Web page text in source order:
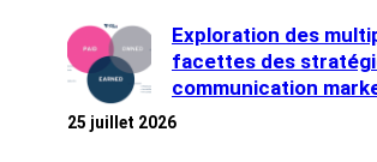
Exploration des
facettes des
communication
25 juillet 2026